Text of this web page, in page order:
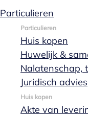
Particulieren
Particulieren
Huis kopen
Huwelijk &
Nalatenschap,
Juridisch advies
Huis kopen
Akte van